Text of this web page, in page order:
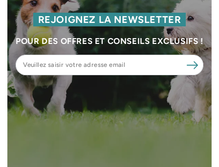
REJOIGNEZ LA NEWSLETTER
POUR DES OFFRES ET CONSEILS EXCLUSIFS !
Veuillez
saisir
votre
adresse
email